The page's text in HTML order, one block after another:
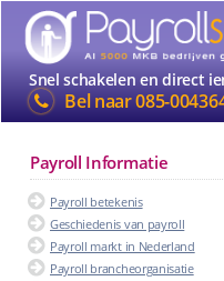
Snel schakelen en direct
Bel naar085-
Payroll Informatie
Payroll betekenis
Geschiedenis van payroll
Payroll markt in Nederland
Payroll brancheorganisatie